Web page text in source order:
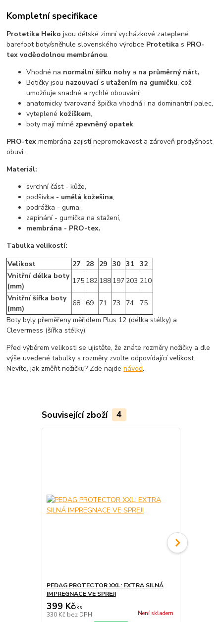
Kompletní specifikace
Protetika Heiko jsou dětské zimní vycházkové zateplené
barefoot boty/sněhule slovenského výrobce Protetika s PRO-
tex voděodolnou membránou.
Vhodné na normální šířku nohy a na průměrný nárt,
Botičky jsou nazouvací s utažením na gumičku, což
umožňuje snadné a rychlé obouvání,
anatomicky tvarovaná špička vhodná i na dominantní palec,
vyteplené kožíškem,
boty mají mírně zpevněný opatek.
PRO-tex membrána zajistí nepromokavost a zároveň prodyšnost
obuvi.
Materiál:
svrchní část - kůže,
podšívka - umělá kožešina,
podrážka - guma,
zapínání - gumička na stažení,
membrána - PRO-tex.
Tabulka velikostí:
Velikost
27 28 29 30 31
32
Vnitřní délka boty
(mm)
175 182 188 197 203 210
Vnitřní šířka boty
(mm)
68 69 71 73 74
75
Boty byly přeměřeny měřidlem Plus 12 (délka stélky) a
Clevermess (šířka stélky).
Před výběrem velikosti se ujistěte, že znáte rozměry nožičky a dle
výše uvedené tabulky s rozměry zvolte odpovídající velikost.
Nevíte, jak změřit nožičku? Zde najdenávod.
Související zboží 4
PEDAG PROTECTOR XXL: EXTRA SILNÁ
IMPREGNACE VE SPREJI
399 Kč/ks
330 Kč bez DPH Není skladem